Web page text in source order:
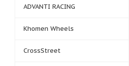
ADVANTI RACING
Khomen Wheels
CrossStreet